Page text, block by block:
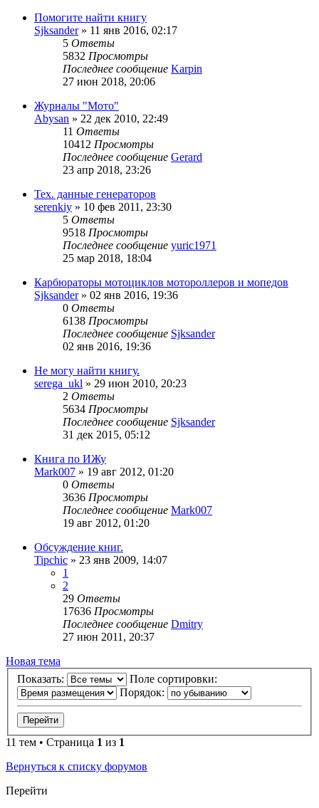
Помогите найти книгу
Sjksander» 11 янв 2016, 02:17
5 Ответы
5832 Просмотры
Последнее сообщение Karpin
27 июн 2018, 20:06
Журналы "Мото"
Abysan » 22 дек 2010, 22:49
11 Ответы
10412 Просмотры
Последнее сообщение Gerard
23 апр 2018, 23:26
Тех. данные генераторов
serenkiy » 10 фев 2011, 23:30
5 Ответы
9518 Просмотры
Последнее сообщение yuric1971
25 мар 2018, 18:04
Карбюраторы мотоциклов мотороллеров и мопедов
Sjksander» 02 янв 2016, 19:36
0 Ответы
6138 Просмотры
Последнее сообщение Sjksander
02 янв 2016, 19:36
Не могу найти книгу.
serega_ukl » 29 июн 2010, 20:23
2 Ответы
5634 Просмотры
Последнее сообщение Sjksander
31 дек 2015, 05:12
Книга по ИЖу
Mark007 » 19 авг 2012, 01:20
0 Ответы
3636 Просмотры
Последнее сообщение Mark007
19 авг 2012, 01:20
Обсуждение книг.
Tipchic » 23 янв 2009, 14:07
1
2
29 Ответы
17636 Просмотры
Последнее сообщение Dmitry
27 июн 2011, 20:37
Новая тема
Показать:
Поле сортировки:
Порядок:
11 тем • Страница 1 из 1
Вернуться к списку форумов
Перейти